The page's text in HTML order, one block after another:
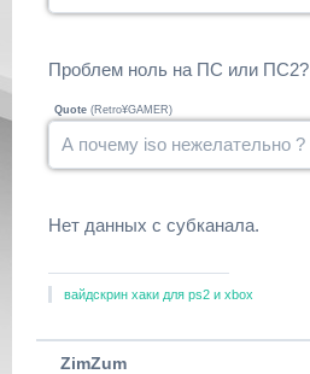
Проблем ноль на ПС или ПС2?
Quote (Retro¥GAMER)
А почему iso нежелательно ?
Нет данных с субканала.
вайдскрин хаки для ps2 и xbox
ZimZum